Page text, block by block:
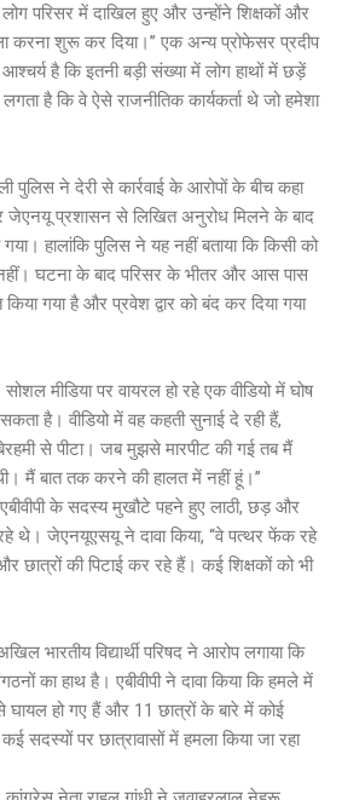
परिसर में दाखिल हुए और उन्होंने शिक्षकों और
करना शुरू कर दिया।’’ एक अन्य प्रोफेसर प्रदीप
है कि इतनी बड़ी संख्या में लोग हाथों में छड़ें
है कि वे ऐसे राजनीतिक कार्यकर्ता थे जो हमेशा
पुलिस ने देरी से कार्रवाई के आरोपों के बीच कहा
जेएनयू प्रशासन से लिखित अनुरोध मिलने के बाद
हालांकि पुलिस ने यह नहीं बताया कि किसी को
नहीं। घटना के बाद परिसर के भीतर और आस पास
गया है और प्रवेश द्वार को बंद कर दिया गया
मीडिया पर वायरल हो रहे एक वीडियो में घोष
है। वीडियो में वह कहती सुनाई दे रही हैं,
से पीटा। जब मुझसे मारपीट की गई तब मैं
मैं बात तक करने की हालत में नहीं हूं।’’
के सदस्य मुखौटे पहने हुए लाठी, छड़ और
थे। जेएनयूएसयू ने दावा किया, ‘‘वे पत्थर फेंक रहे
छात्रों की पिटाई कर रहे हैं। कई शिक्षकों को भी
भारतीय विद्यार्थी परिषद ने आरोप लगाया कि
का हाथ है। एबीवीपी ने दावा किया कि हमले में
हो गए हैं और 11 छात्रों के बारे में कोई
सदस्यों पर छात्रावासों में हमला किया जा रहा